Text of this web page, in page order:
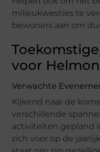
milieukwesties te
bewoners aan om
voor
Verwachte
Kijkend naar de
verschillende
activiteiten gepland
zich voor op de